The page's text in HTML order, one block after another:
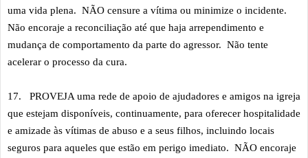
uma vida plena. NÃO censure a vítima ou minimize o incidente.
Não encoraje a reconciliação até que haja arrependimento e
mudança de comportamento da parte do agressor. Não tente
acelerar o processo da cura.
17.
PROVEJA uma rede de apoio de ajudadores e amigos na igreja
que estejam disponíveis, continuamente, para oferecer hospitalidade
e amizade às vítimas de abuso e a seus filhos, incluindo locais
seguros para aqueles que estão em perigo imediato. NÃO encoraje